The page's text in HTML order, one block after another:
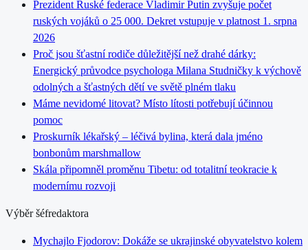
Prezident Ruské federace Vladimir Putin zvyšuje počet
ruských vojáků o 25 000. Dekret vstupuje v platnost 1. srpna
2026
Proč jsou šťastní rodiče důležitější než drahé dárky:
Energický průvodce psychologa Milana Studničky k výchově
odolných a šťastných dětí ve světě plném tlaku
Máme nevidomé litovat? Místo lítosti potřebují účinnou
pomoc
Proskurník lékařský – léčivá bylina, která dala jméno
bonbonům marshmallow
Skála připomněl proměnu Tibetu: od totalitní teokracie k
modernímu rozvoji
Výběr šéfredaktora
Mychajlo Fjodorov: Dokáže se ukrajinské obyvatelstvo kolem